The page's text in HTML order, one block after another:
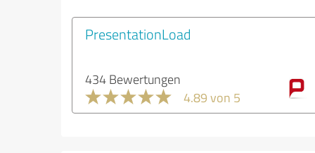
PresentationLoad
434 Bewertungen
4.89 von 5